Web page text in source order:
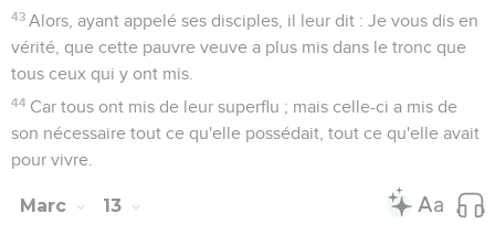
Dieu seul connaît le moment de la fin
32 Pour ce qui est de ce jour et de l'heure, personne ne les
connaît, ni les anges qui sont dans le ciel, ni le Fils ; mais
seulement le Père.
33 Prenez garde, veillez et priez ; car vous ne savez quand ce